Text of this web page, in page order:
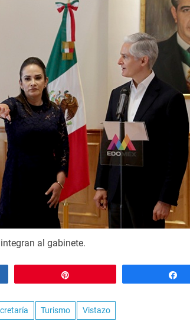
al gabinete.
Turismo Vistazo